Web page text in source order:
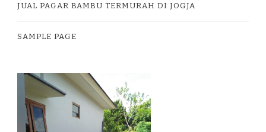
JUAL PAGAR BAMBU TERMURAH DI JOGJA
SAMPLE PAGE